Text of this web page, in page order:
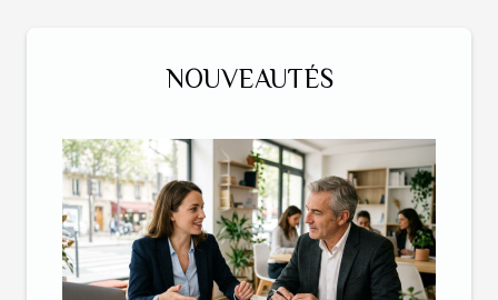
NOUVEAUTÉS